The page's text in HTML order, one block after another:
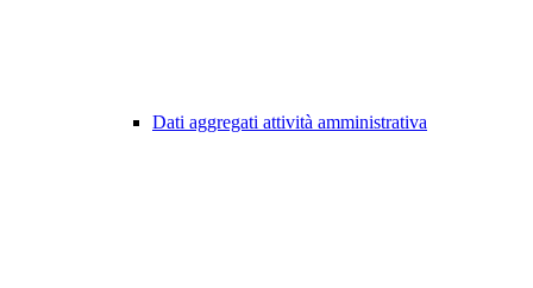
Dati aggregati attività amministrativa